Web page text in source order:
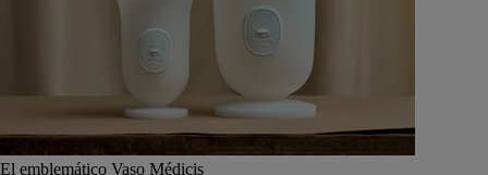
El emblemático Vaso Médicis